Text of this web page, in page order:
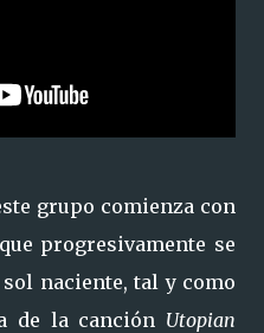
grupo comienza con
progresivamente se
naciente, tal y como
de la canción Utopian